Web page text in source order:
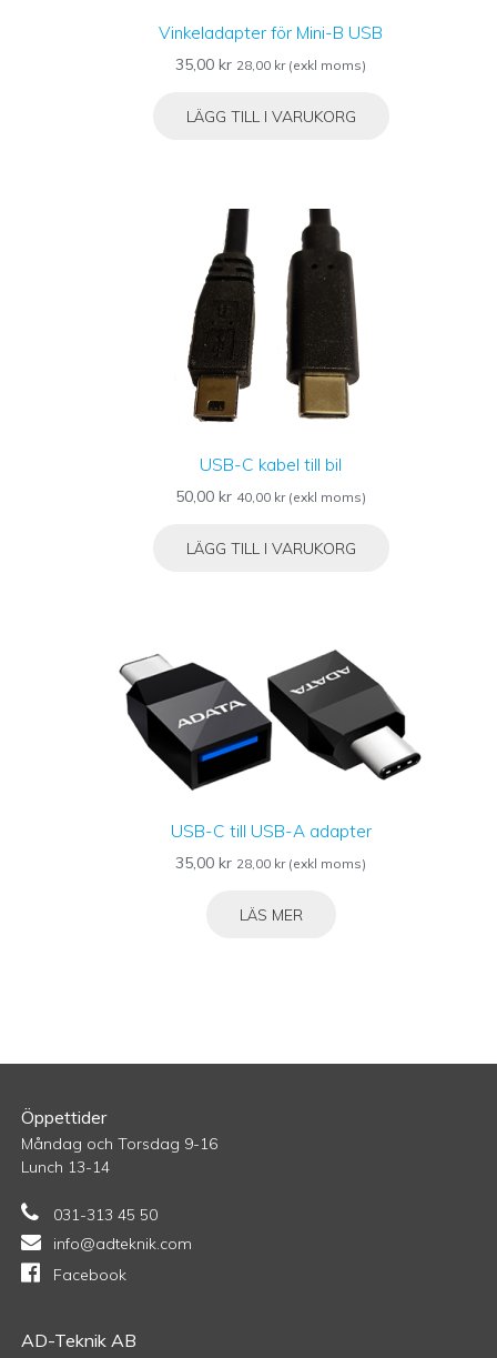
Vinkeladapter för Mini-B USB
35,00 kr 28,00 kr(exkl moms)
LÄGG TILL I VARUKORG
USB-C kabel till bil
50,00 kr 40,00 kr(exkl moms)
LÄGG TILL I VARUKORG
USB-C till USB-A adapter
35,00 kr 28,00 kr(exkl moms)
LÄS MER
Öppettider
Måndag och Torsdag 9-16
Lunch 13-14
031-313 45 50
info@adteknik.com
Facebook
AD-Teknik AB